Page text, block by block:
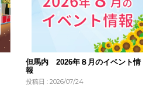
但馬内 2026年８月のイベント情
報
投稿日 : 2026/07/24